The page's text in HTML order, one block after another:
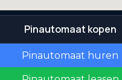
Pinautomaat kopen
Pinautomaat huren